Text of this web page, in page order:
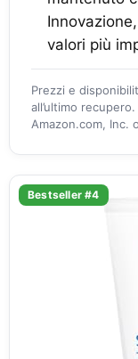
valori più
Prezzi e
all’ultimo
Amazon.com, Inc.
Bestseller #4